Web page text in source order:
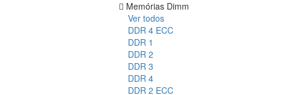
Memórias Dimm
Ver todos
DDR 4 ECC
DDR 1
DDR 2
DDR 3
DDR 4
DDR 2 ECC